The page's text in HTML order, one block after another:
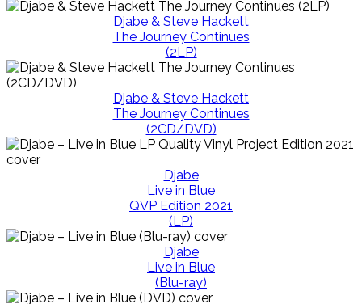
Djabe & Steve Hackett
The Journey Continues
(2LP)
Djabe & Steve Hackett
The Journey Continues
(2CD/DVD)
Djabe
Live in Blue
QVP Edition 2021
(LP)
Djabe
Live in Blue
(Blu-ray)